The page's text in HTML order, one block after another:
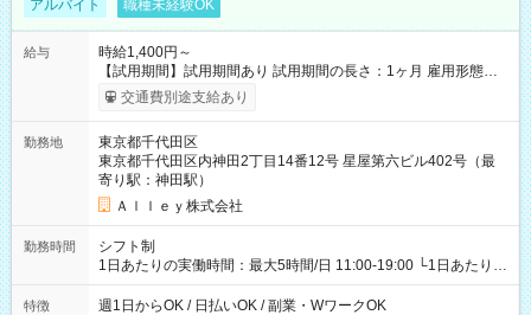
アルバイト 職種未経験OK
給与
時給1,400円～
【試用期間】試用期間あり 試用期間の長さ：1ヶ月 雇用形態、
給与は本採用時と同じです。
交通費別途支給あり
勤務地
東京都千代田区
東京都千代田区内神田2丁目14番12号 星屋第六ビル402号（最
寄り駅：神田駅）
Ａｌｌｅｙ株式会社
勤務時間
シフト制
1日あたりの実働時間：最大5時間/日 11:00-19:00 └1日あたりの
実働時間：1-5時間 └上記の時間帯内であれば、いつでも勤務可
能！ └平日・土曜日の中で、お好きな曜日でご勤務いただけま
特徴 週1日からOK / 日払いOK / 副業・WワークOK